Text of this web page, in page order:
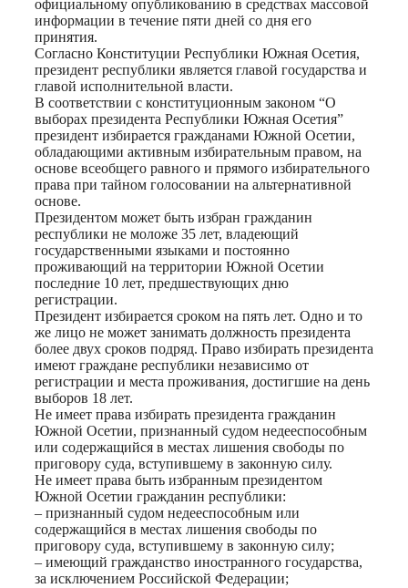
официальному опубликованию в средствах массовой
информации в течение пяти дней со дня его
принятия.
Согласно Конституции Республики Южная Осетия,
президент республики является главой государства и
главой исполнительной власти.
В соответствии с конституционным законом “О
выборах президента Республики Южная Осетия”
президент избирается гражданами Южной Осетии,
обладающими активным избирательным правом, на
основе всеобщего равного и прямого избирательного
права при тайном голосовании на альтернативной
основе.
Президентом может быть избран гражданин
республики не моложе 35 лет, владеющий
государственными языками и постоянно
проживающий на территории Южной Осетии
последние 10 лет, предшествующих дню
регистрации.
Президент избирается сроком на пять лет. Одно и то
же лицо не может занимать должность президента
более двух сроков подряд. Право избирать президента
имеют граждане республики независимо от
регистрации и места проживания, достигшие на день
выборов 18 лет.
Не имеет права избирать президента гражданин
Южной Осетии, признанный судом недееспособным
или содержащийся в местах лишения свободы по
приговору суда, вступившему в законную силу.
Не имеет права быть избранным президентом
Южной Осетии гражданин республики:
– признанный судом недееспособным или
содержащийся в местах лишения свободы по
приговору суда, вступившему в законную силу;
– имеющий гражданство иностранного государства,
за исключением Российской Федерации;